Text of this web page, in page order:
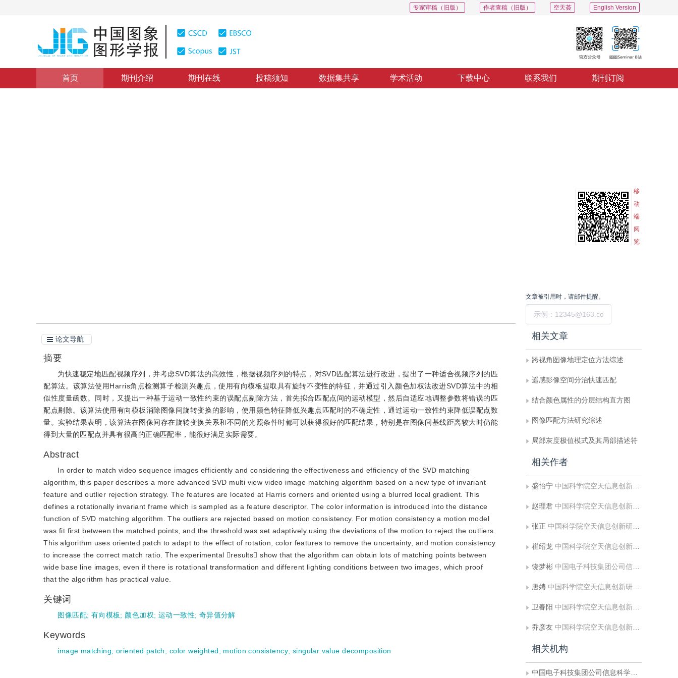
English Version
空天荟
作者查稿（旧版）
专家审稿（旧版）
首页 期刊介绍 期刊在线 投稿须知 数据集共享 学术活动 下载中心 联系我们 期刊订阅
移
动
端
阅
览
论文导航
摘要
为快速稳定地匹配视频序列，并考虑SVD算法的高效性，根据视频序列的特点，对SVD匹配算法进行改进，提出了一种适合视频序列的匹
配算法。该算法使用Harris角点检测算子检测兴趣点，使用有向模板提取具有旋转不变性的特征，并通过引入颜色加权法改进SVD算法中的相
似性度量函数。同时，又提出一种基于运动一致性约束的误配点剔除方法，首先拟合匹配点间的运动模型，然后自适应地调整参数将错误的匹
配点剔除。该算法使用有向模板消除图像间旋转变换的影响，使用颜色特征降低兴趣点匹配时的不确定性，通过运动一致性约束降低误配点数
量。实验结果表明，该算法在图像间存在旋转变换关系和不同的光照条件时都可以获得很好的匹配结果，特别是在图像间基线距离较大时仍能
得到大量的匹配点并具有很高的正确匹配率，能很好满足实际需要。
Abstract
In order to match video sequence images efficiently and considering the effectiveness and efficiency of the SVD matching
algorithm, this paper describes a more advanced SVD multi view video image matching algorithm based on a new type of invariant
feature and outlier rejection strategy. The features are located at Harris corners and oriented using a blurred local gradient. This
defines a rotationally invariant frame which is sampled as a feature descriptor. The color information is introduced into the distance
function of SVD matching algorithm. The outliers are rejected based on motion consistency. For motion consistency a motion model
was fit first between the matched points, and the threshold was set adaptively using the deviations of the motion to reject the outliers.
This algorithm uses oriented patch to adapt to the effect of rotation, color features to remove the uncertainty, and motion consistency
to increase the correct match ratio. The experimental results show that the algorithm can obtain lots of matching points between
wide base line images, even if there is rotational transformation and different lighting conditions between two images, which proof
that the algorithm has practical value.
关键词
图像匹配; 有向模板; 颜色加权; 运动一致性; 奇异值分解
Keywords
image matching; oriented patch; color weighted; motion consistency; singular value decomposition
文章被引用时，请邮件提醒。
相关文章
跨视角图像地理定位方法综述
遥感影像空间分治快速匹配
结合颜色属性的分层结构直方图
图像匹配方法研究综述
局部灰度极值模式及其局部描述符
相关作者
盛怡宁 中国科学院空天信息创新研究院;中国科学院大学电子电气与通信工程学院
赵理君 中国科学院空天信息创新研究院
张正 中国科学院空天信息创新研究院
崔绍龙 中国科学院空天信息创新研究院
饶梦彬 中国电子科技集团公司信息科学研究院
唐娉 中国科学院空天信息创新研究院
卫春阳 中国科学院空天信息创新研究院国家遥感应用工程技术研究中心;中国科学院大学
乔彦友 中国科学院空天信息创新研究院国家遥感应用工程技术研究中心
相关机构
中国电子科技集团公司信息科学研究院